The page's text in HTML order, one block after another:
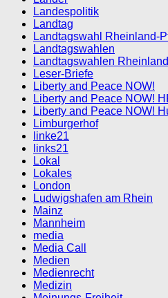
Landespolitik
Landtag
Landtagswahl Rheinland-
Landtagswahlen
Landtagswahlen
Leser-Briefe
Liberty and Peace NOW!
Liberty and Peace NOW!
Liberty and Peace NOW!
Limburgerhof
linke21
links21
Lokal
Lokales
London
Ludwigshafen am Rhein
Mainz
Mannheim
media
Media Call
Medien
Medienrecht
Medizin